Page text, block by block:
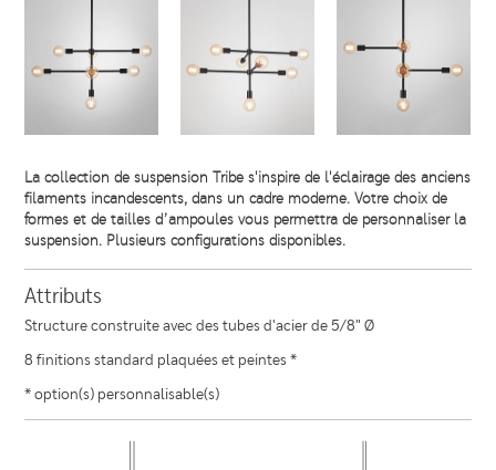
La collection de suspension Tribe s'inspire de l'éclairage des anciens
filaments incandescents, dans un cadre moderne. Votre choix de
formes et de tailles d’ampoules vous permettra de personnaliser la
suspension. Plusieurs configurations disponibles.
Attributs
Structure construite avec des tubes d'acier de 5/8" Ø
8 finitions standard plaquées et peintes *
* option(s) personnalisable(s)